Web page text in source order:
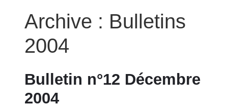
Archive : Bulletins
2004
Bulletin n°12 Décembre
2004